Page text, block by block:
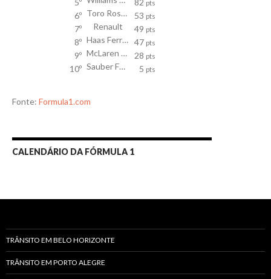
5º 82 pts
6º Toro Rosso 53 pts
7º Renault 49 pts
8º Haas Ferrari 47 pts
9º McLaren Honda 28 pts
10º Sauber Ferrari 5 pts
Fonte: Formula1.com
CALENDÁRIO DA FÓRMULA 1
TRÂNSITO EM BELO HORIZONTE
TRÂNSITO EM PORTO ALEGRE